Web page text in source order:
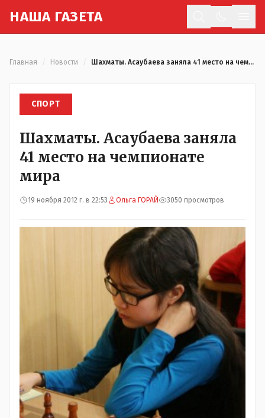
НАША ГАЗЕТА
Главная Новости Шахматы. Асаубаева заняла 41 место на чемпионате мира
СПОРТ
Шахматы. Асаубаева заняла
41 место на чемпионате
мира
19 ноября 2012 г. в 22:53 Ольга ГОРАЙ 3050 просмотров